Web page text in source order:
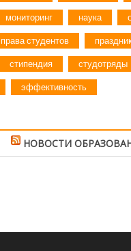
мониторинг наука
права студентов
стипендия студотряды
эффективность
НОВОСТИ